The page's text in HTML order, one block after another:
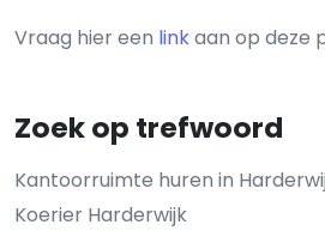
Vraag hier een linkaan op deze
Zoek op trefwoord
Kantoorruimte huren in
Koerier Harderwijk